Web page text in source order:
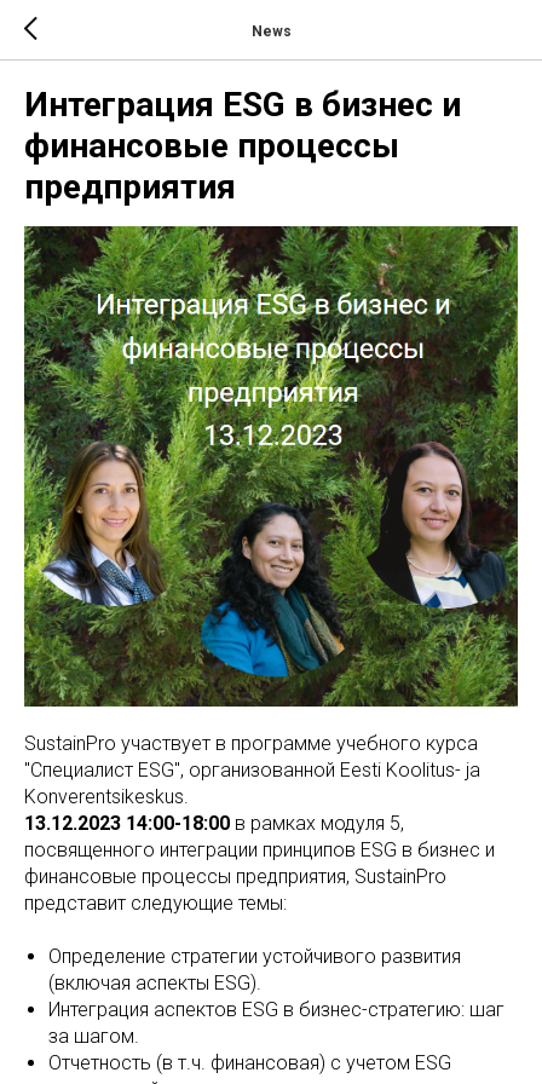
News
Интеграция ESG в бизнес и
финансовые процессы
предприятия
SustainPro участвует в программе учебного курса
"Специалист ESG", организованной Eesti Koolitus- ja
Konverentsikeskus.
13.12.2023 14:00-18:00 в рамках модуля 5,
посвященного интеграции принципов ESG в бизнес и
финансовые процессы предприятия, SustainPro
представит следующие темы:
Определение стратегии устойчивого развития
(включая аспекты ESG).
Интеграция аспектов ESG в бизнес-стратегию: шаг
за шагом.
Отчетность (в т.ч. финансовая) с учетом ESG